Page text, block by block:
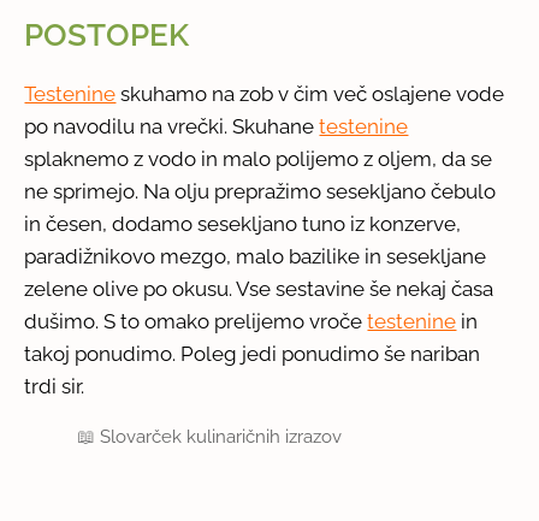
POSTOPEK
Testenine skuhamo na zob v čim več oslajene vode
po navodilu na vrečki. Skuhanetestenine
splaknemo z vodo in malo polijemo z oljem, da se
ne sprimejo. Na olju prepražimo sesekljano čebulo
in česen, dodamo sesekljano tuno iz konzerve,
paradižnikovo mezgo, malo bazilike in sesekljane
zelene olive po okusu. Vse sestavine še nekaj časa
dušimo. S to omako prelijemo vročetestenine in
takoj ponudimo. Poleg jedi ponudimo še nariban
trdi sir.
📖Slovarček kulinaričnih izrazov